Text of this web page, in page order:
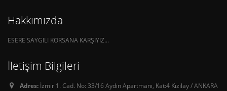
Hakkımızda
ESERE SAYGILI KORSANA KARŞIYIZ...
İletişim Bilgileri
Adres: İzmir 1. Cad. No: 33/16 Aydın Apartmanı, Kat:4 Kızılay / ANKARA